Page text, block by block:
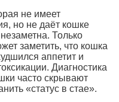
не имеет
но не даёт кошке
Только
заметить, что кошка
аппетит и
Диагностика
часто скрывают
«статус в стае».